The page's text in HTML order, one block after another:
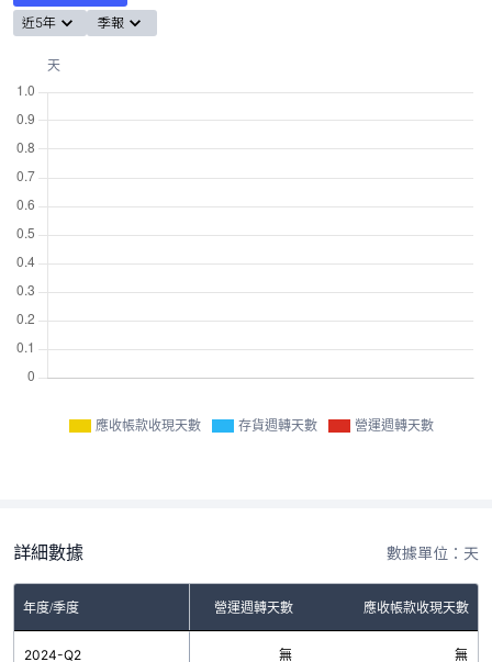
近5年 季報
應收帳款收現天數 存貨週轉天數 營運週轉天數
詳細數據 數據單位：天
年度/季度
存貨週轉天數 營運週轉天數 應收帳款收現天數
2024-Q2 無 無